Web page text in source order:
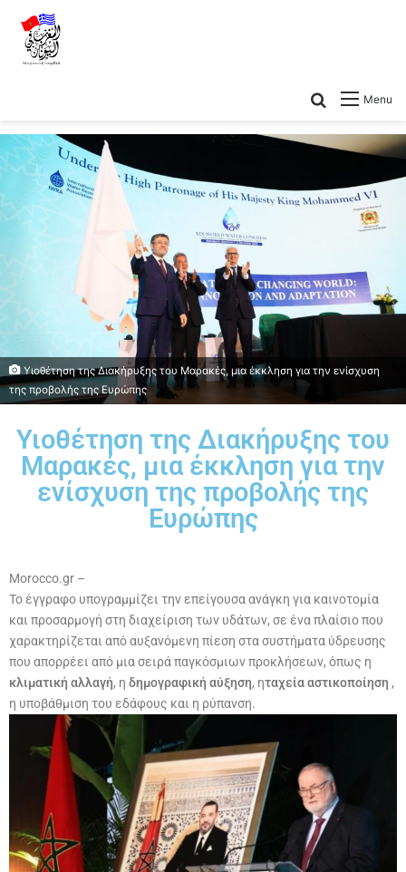
Menu
Υιοθέτηση της Διακήρυξης του Μαρακές, μια έκκληση για την ενίσχυση
της προβολής της Ευρώπης
Υιοθέτηση της Διακήρυξης του
Μαρακές, μια έκκληση για την
ενίσχυση της προβολής της
Ευρώπης
Morocco.gr –
Το έγγραφο υπογραμμίζει την επείγουσα ανάγκη για καινοτομία
και προσαρμογή στη διαχείριση των υδάτων, σε ένα πλαίσιο που
χαρακτηρίζεται από αυξανόμενη πίεση στα συστήματα ύδρευσης
που απορρέει από μια σειρά παγκόσμιων προκλήσεων, όπως η
κλιματική αλλαγή, η δημογραφική αύξηση, ηταχεία αστικοποίηση ,
η υποβάθμιση του εδάφους και η ρύπανση.